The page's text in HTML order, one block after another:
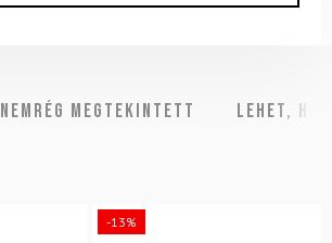
NEMRÉG MEGTEKINTETT Lehet,
-13%